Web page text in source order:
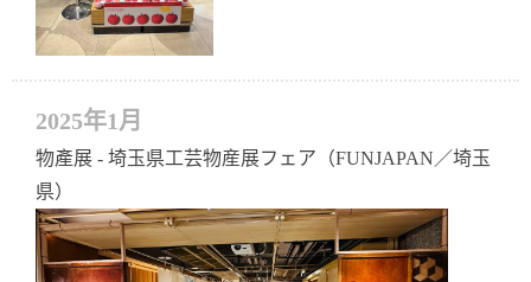
2025年1月
物產展 - 埼玉県工芸物産展フェア（FUNJAPAN／埼玉
県）